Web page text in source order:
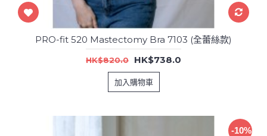
PRO-fit 520 Mastectomy Bra 7103 (全蕾絲款)
HK$820.0 HK$738.0
加入購物車
-10%